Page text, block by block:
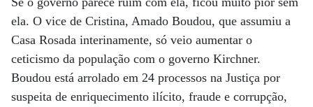
ela. O vice de Cristina, Amado Boudou, que assumiu a
Casa Rosada interinamente, só veio aumentar o
ceticismo da população com o governo Kirchner.
Boudou está arrolado em 24 processos na Justiça por
suspeita de enriquecimento ilícito, fraude e corrupção,